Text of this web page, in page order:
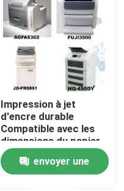
Impression à jet
d'encre durable
Compatible avec les
dimensions du papier
A3 A4 13X17 A3 Plus
offrant une durabilité
d'impression
envoyer une